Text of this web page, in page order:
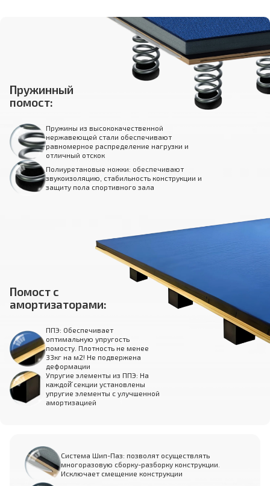
Пружинный
помост:
Пружины из высококачественной
нержавеющей стали обеспечивают
равномерное распределение нагрузки и
отличный отскок
Полиуретановые ножки: обеспечивают
звукоизоляцию, стабильность конструкции и
защиту пола спортивного зала
Помост с
амортизаторами:
ППЭ: Обеспечивает
оптимальную упругость
помосту. Плотность не менее
33кг на м2! Не подвержена
деформации
Упругие элементы из ППЭ: На
каждой̆ секции установлены
упругие элементы с улучшенной
амортизацией
Система Шип-Паз: позволят осуществлять
многоразовую сборку-разборку конструкции.
Исключает смещение конструкции